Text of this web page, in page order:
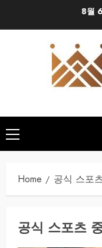
8월
Primary
Menu
Home 공식 스포
공식 스포츠